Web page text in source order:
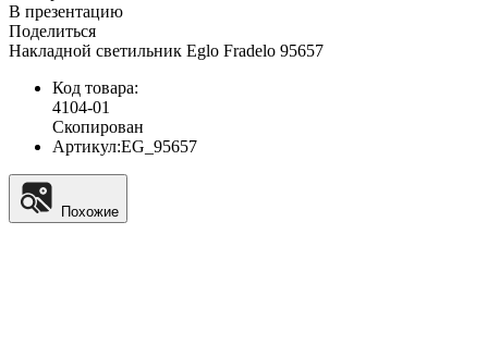
В презентацию
Поделиться
Накладной светильник Eglo Fradelo 95657
Код товара:
4104-01
Скопирован
Артикул:EG_95657
Похожие